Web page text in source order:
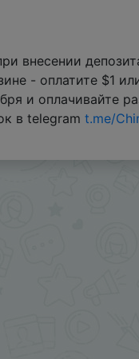
внесении
- оплатите $1
и оплачивайте
в telegram t.me/